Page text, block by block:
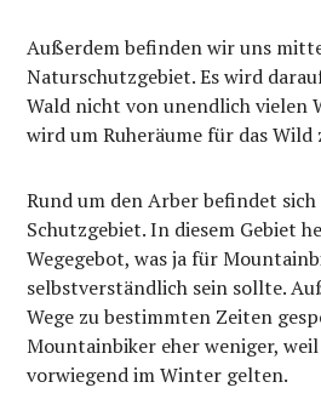
Außerdem befinden wir uns
Naturschutzgebiet. Es wird
Wald nicht von unendlich vielen
wird um Ruheräume für das Wild
Rund um den Arber befindet
Schutzgebiet. In diesem Gebiet
Wegegebot, was ja für
selbstverständlich sein sollte.
Wege zu bestimmten Zeiten
Mountainbiker eher weniger,
vorwiegend im Winter gelten.